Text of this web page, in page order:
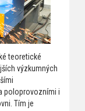
teoretické
výzkumných
poloprovozními i
Tím je